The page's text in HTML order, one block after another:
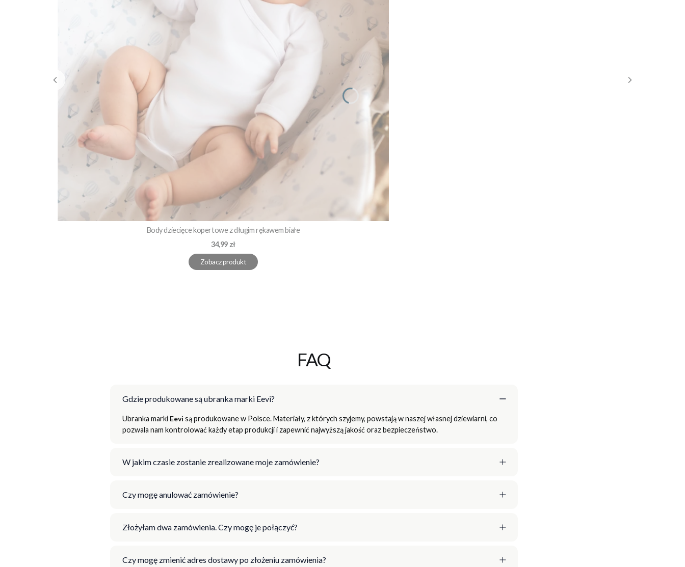
Body dziecięce kopertowe z długim rękawem białe
Cena
34,99 zł
Zobacz produkt
FAQ
Gdzie produkowane są ubranka marki Eevi?
Ubranka marki Eevi są produkowane w Polsce. Materiały, z których szyjemy, powstają w naszej własnej dziewiarni, co
pozwala nam kontrolować każdy etap produkcji i zapewnić najwyższą jakość oraz bezpieczeństwo.
W jakim czasie zostanie zrealizowane moje zamówienie?
Czy mogę anulować zamówienie?
Złożyłam dwa zamówienia. Czy mogę je połączyć?
Czy mogę zmienić adres dostawy po złożeniu zamówienia?